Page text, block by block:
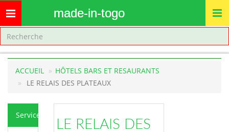
Toggle
navigation
made-in-togo
ACCUEIL
HÔTELS BARS ET RESAURANTS
LE RELAIS DES PLATEAUX
Services
LE RELAIS DES